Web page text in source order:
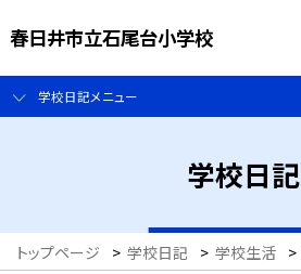
春日井市立石尾台小学校
学校日記メニュー
学校日記
トップページ > 学校日記 > 学校生活 >